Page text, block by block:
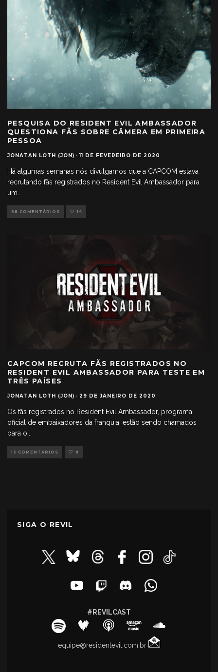
PESQUISA DO RESIDENT EVIL AMBASSADOR
QUESTIONA FÃS SOBRE CÂMERA EM PRIMEIRA
PESSOA
JONATAN LOTH (JON) · 11 DE FEVEREIRO DE 2020
Há algumas semanas nós divulgamos que a CAPCOM estava
recrutando fãs registrados no Resident Evil Ambassador para
um
68 COMENTÁRIOS 14
CAPCOM RECRUTA FÃS REGISTRADOS NO
RESIDENT EVIL AMBASSADOR PARA TESTE EM
TRÊS PAÍSES
JONATAN LOTH (JON) · 29 DE JANEIRO DE 2020
Os fãs registrados no Resident Evil Ambassador, programa
oficial de embaixadores da franquia, estão sendo chamados
para o
13 COMENTÁRIOS 8
SIGA O REVIL
#REVILCAST
equipe@residentevil.com.br